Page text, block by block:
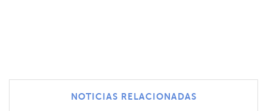
NOTICIAS RELACIONADAS